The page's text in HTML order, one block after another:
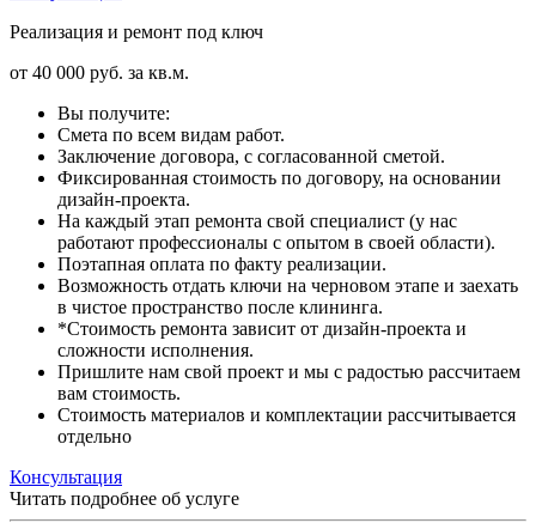
Реализация и ремонт под ключ
от 40 000 руб. за кв.м.
Вы получите:
Смета по всем видам работ.
Заключение договора, с согласованной сметой.
Фиксированная стоимость по договору, на основании
дизайн-проекта.
На каждый этап ремонта свой специалист (у нас
работают профессионалы с опытом в своей области).
Поэтапная оплата по факту реализации.
Возможность отдать ключи на черновом этапе и заехать
в чистое пространство после клининга.
*Стоимость ремонта зависит от дизайн-проекта и
сложности исполнения.
Пришлите нам свой проект и мы с радостью рассчитаем
вам стоимость.
Cтоимость материалов и комплектации рассчитывается
отдельно
Консультация
Читать подробнее об услуге